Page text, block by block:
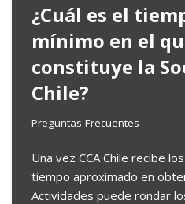
¿Cuál es el
mínimo en el
constituye la
Chile?
Preguntas Frecuentes
Una vez CCA Chile recibe
tiempo aproximado en
Actividades puede rondar